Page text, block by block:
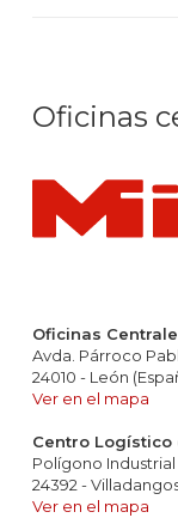
Oficinas
Oficinas
Avda. Párroco
24010 - León
Ver en el mapa
Centro Logístico
Polígono Industrial
24392 -
Ver en el mapa